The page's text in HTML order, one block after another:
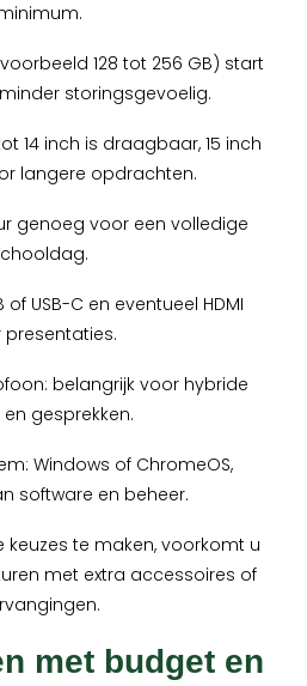
128 tot 256 GB) start
storingsgevoelig.
14 inch is draagbaar, 15 inch
langere opdrachten.
genoeg voor een volledige
of USB-C en eventueel HDMI
presentaties.
belangrijk voor hybride
en gesprekken.
Windows of ChromeOS,
software en beheer.
keuzes te maken, voorkomt u
met extra accessoires of
met budget en